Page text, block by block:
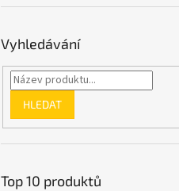
Vyhledávání
HLEDAT
Top 10 produktů